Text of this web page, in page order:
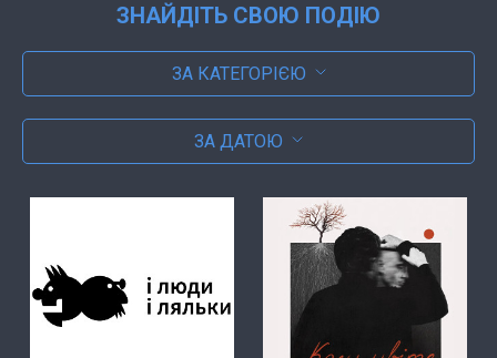
ЗНАЙДІТЬ СВОЮ ПОДІЮ
ЗА КАТЕГОРІЄЮ
ЗА ДАТОЮ